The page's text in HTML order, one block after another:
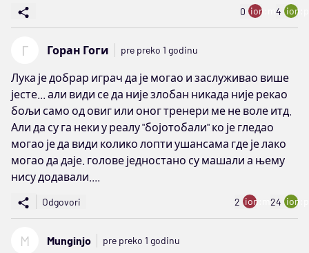
0 ion:minus
4
Г Горан Гоги pre preko 1 godinu
Лука је добрар играч да је могао и заслуживао више
јесте... али види се да није злобан никада није рекао
бољи само од овиг или оног тренери ме не воле итд.
Али да су га неки у реалу "бојотобали" ко је гледао
могао је да види колико лопти ушансама где је лако
могао да даје. голове једностано су машали а њему
нису додавали....
Odgovori 2 ion:minus
24
M Munginjo pre preko 1 godinu